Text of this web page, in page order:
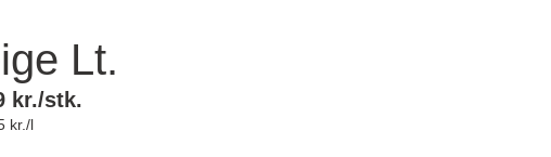
Lt.
kr./stk.
kr./l